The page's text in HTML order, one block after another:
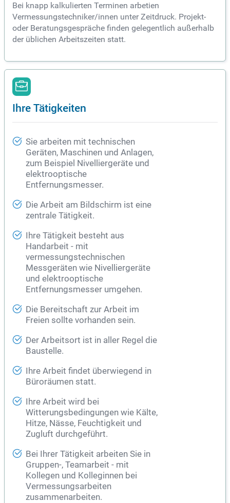
Bei knapp kalkulierten Terminen arbetien
Vermessungstechniker/innen unter Zeitdruck. Projekt-
oder Beratungsgespräche finden gelegentlich außerhalb
der üblichen Arbeitszeiten statt.
Ihre Tätigkeiten
Sie arbeiten mit technischen
Geräten, Maschinen und Anlagen,
zum Beispiel Nivelliergeräte und
elektrooptische
Entfernungsmesser.
Die Arbeit am Bildschirm ist eine
zentrale Tätigkeit.
Ihre Tätigkeit besteht aus
Handarbeit - mit
vermessungstechnischen
Messgeräten wie Nivelliergeräte
und elektrooptische
Entfernungsmesser umgehen.
Die Bereitschaft zur Arbeit im
Freien sollte vorhanden sein.
Der Arbeitsort ist in aller Regel die
Baustelle.
Ihre Arbeit findet überwiegend in
Büroräumen statt.
Ihre Arbeit wird bei
Witterungsbedingungen wie Kälte,
Hitze, Nässe, Feuchtigkeit und
Zugluft durchgeführt.
Bei Ihrer Tätigkeit arbeiten Sie in
Gruppen-, Teamarbeit - mit
Kollegen und Kolleginnen bei
Vermessungsarbeiten
zusammenarbeiten.